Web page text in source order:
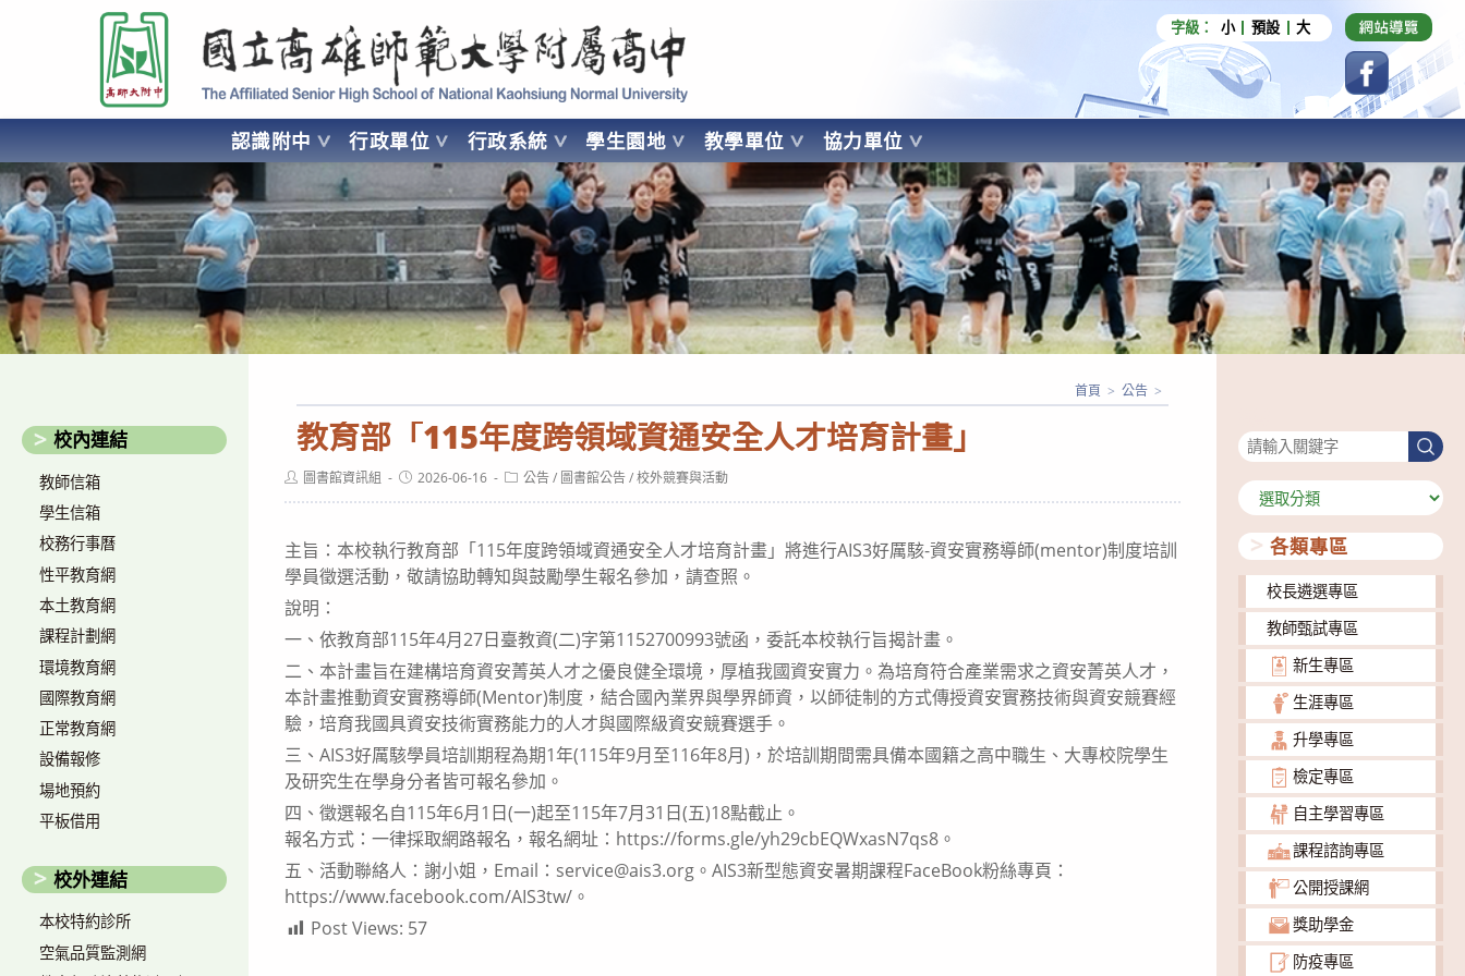
要
容
國立高雄師範大學附屬高級中學 Affiliated Senior High School of National Kaohsiung Normal University
字級： 小 預設 大
認識附中 行政單位 行政系統 學生園地 教學單位 協力單位
AFFILIATED SENIOR HIGH SCHOOL OF NATIONAL KAOHSIUNG NORMAL UNIVERSITY
教育部「115年度跨領域資通安全人才培育計畫」
首頁 > 公告 >
Post圖書館資訊組
Post2026-06-16
Post公告 / 圖書館公告 / 校外競賽與活動
主旨：本校執行教育部「115年度跨領域資通安全人才培育計畫」將進行AIS3好厲駭-資安實務導師(mentor)制度培訓
學員徵選活動，敬請協助轉知與鼓勵學生報名參加，請查照。
說明：
一、依教育部115年4月27日臺教資(二)字第1152700993號函，委託本校執行旨揭計畫。
二、本計畫旨在建構培育資安菁英人才之優良健全環境，厚植我國資安實力。為培育符合產業需求之資安菁英人才，
本計畫推動資安實務導師(Mentor)制度，結合國內業界與學界師資，以師徒制的方式傳授資安實務技術與資安競賽經
驗，培育我國具資安技術實務能力的人才與國際級資安競賽選手。
三、AIS3好厲駭學員培訓期程為期1年(115年9月至116年8月)，於培訓期間需具備本國籍之高中職生、大專校院學生
及研究生在學身分者皆可報名參加。
四、徵選報名自115年6月1日(一)起至115年7月31日(五)18點截止。
報名方式：一律採取網路報名，報名網址：https://forms.gle/yh29cbEQWxasN7qs8。
五、活動聯絡人：謝小姐，Email：service@ais3.org。AIS3新型態資安暑期課程FaceBook粉絲專頁：
https://www.facebook.com/AIS3tw/。
Post Views: 57
校內連結
教師信箱
學生信箱
校務行事曆
性平教育網
本土教育網
課程計劃網
環境教育網
國際教育網
正常教育網
設備報修
場地預約
平板借用
校外連結
本校特約診所
空氣品質監測網
搜
尋
分
類
各類專區
校長遴選專區
教師甄試專區
新生專區
生涯專區
升學專區
檢定專區
自主學習專區
課程諮詢專區
公開授課網
獎助學金
防疫專區